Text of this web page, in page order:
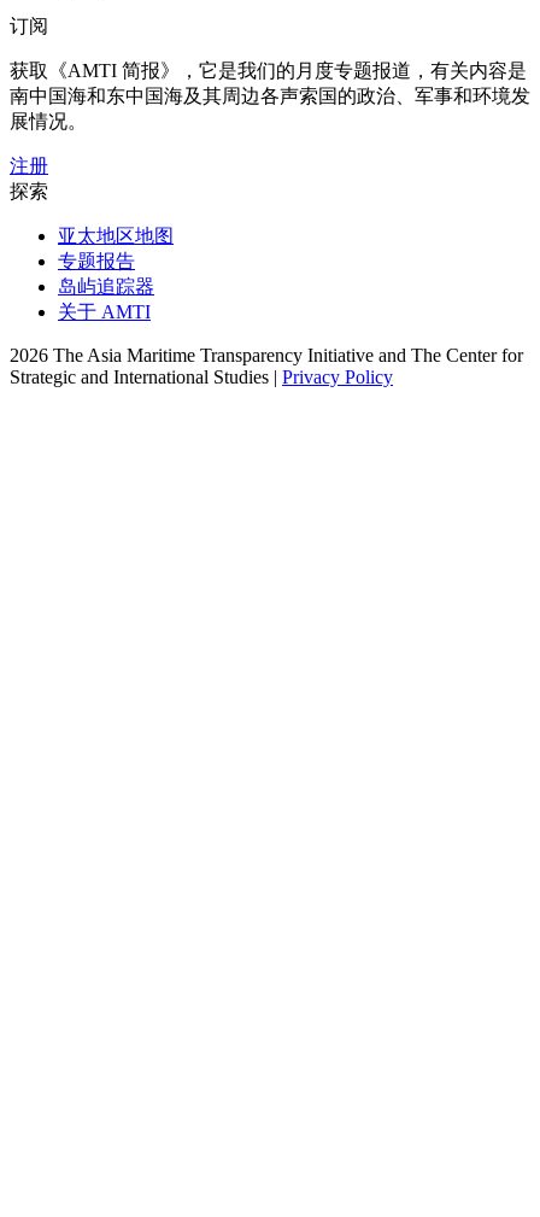
订阅
获取《AMTI 简报》，它是我们的月度专题报道，有关内容是
南中国海和东中国海及其周边各声索国的政治、军事和环境发
展情况。
注册
探索
亚太地区地图
专题报告
岛屿追踪器
关于 AMTI
2026 The Asia Maritime Transparency Initiative and The Center for
Strategic and International Studies | Privacy Policy